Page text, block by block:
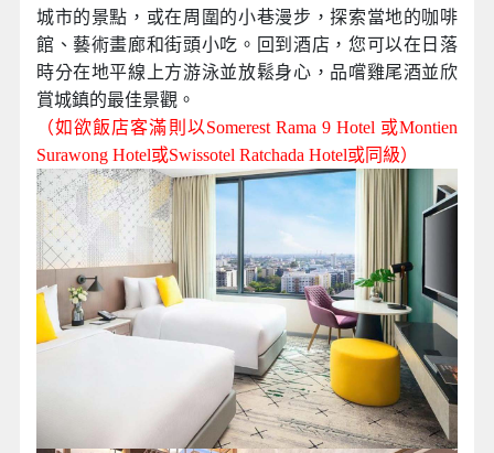
城市的景點，或在周圍的小巷漫步，探索當地的咖啡
館、藝術畫廊和街頭小吃。回到酒店，您可以在日落
時分在地平線上方游泳並放鬆身心，品嚐雞尾酒並欣
賞城鎮的最佳景觀。
（如欲飯店客滿則以Somerest Rama 9 Hotel 或Montien
Surawong Hotel或Swissotel Ratchada Hotel或同級）